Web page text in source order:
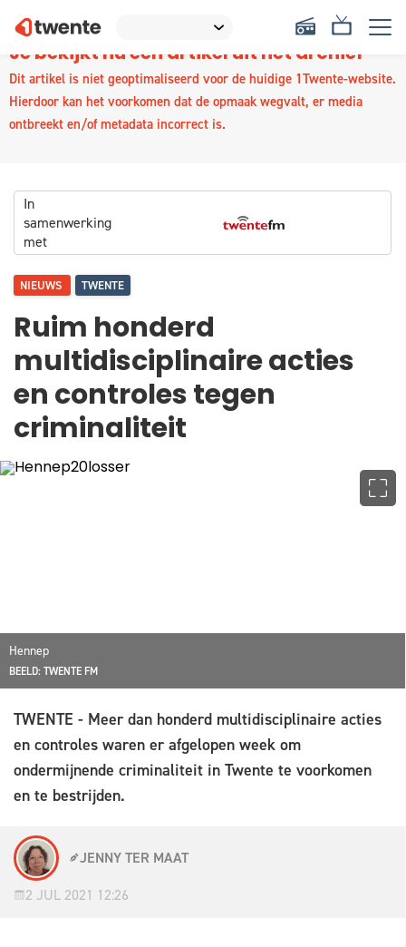
Je bekijkt nu een artikel uit het archief
Dit artikel is niet geoptimaliseerd voor de huidige 1Twente-website.
Hierdoor kan het voorkomen dat de opmaak wegvalt, er media
ontbreekt en/of metadata incorrect is.
In
samenwerking
met
NIEUWS TWENTE
Ruim honderd
multidisciplinaire acties
en controles tegen
criminaliteit
Hennep
BEELD: TWENTE FM
TWENTE - Meer dan honderd multidisciplinaire acties
en controles waren er afgelopen week om
ondermijnende criminaliteit in Twente te voorkomen
en te bestrijden.
JENNY TER MAAT
2 JUL 2021 12:26